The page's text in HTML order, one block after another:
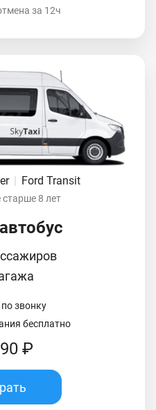
за 12ч
Ford Transit
8 лет
звонку
бесплатно
₽